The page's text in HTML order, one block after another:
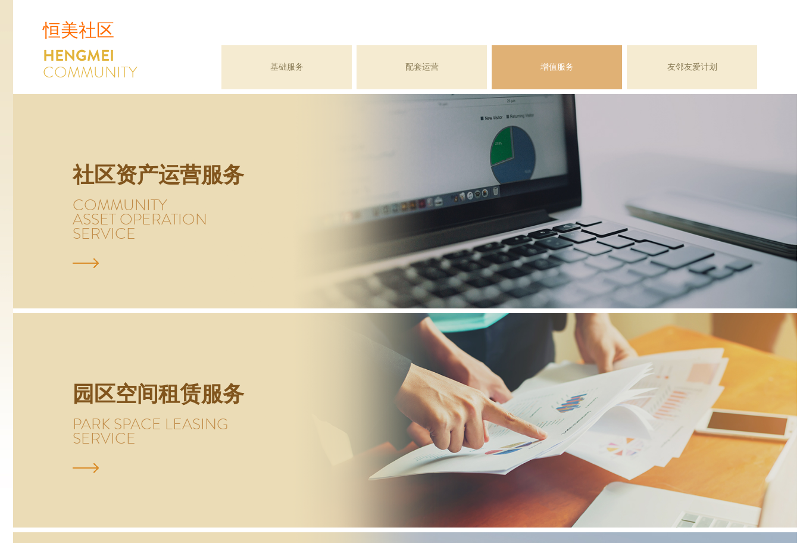
恒美社区
HENGMEI
COMMUNITY 基础服务 配套运营 增值服务 友邻友爱计划
社区资产运营服务
COMMUNITY
ASSET OPERATION
SERVICE
园区空间租赁服务
PARK SPACE LEASING
SERVICE